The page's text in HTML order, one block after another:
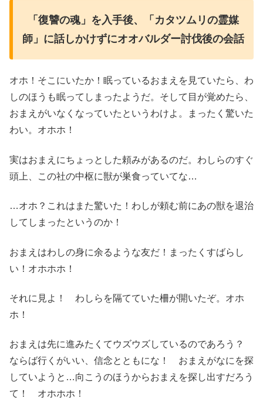
「復讐の魂」を入手後、「カタツムリの霊媒
師」に話しかけずにオオバルダー討伐後の会話
オホ！そこにいたか！眠っているおまえを見ていたら、わ
しのほうも眠ってしまったようだ。そして目が覚めたら、
おまえがいなくなっていたというわけよ。まったく驚いた
わい。オホホ！
実はおまえにちょっとした頼みがあるのだ。わしらのすぐ
頭上、この社の中枢に獣が巣食っていてな…
…オホ？これはまた驚いた！わしが頼む前にあの獣を退治
してしまったというのか！
おまえはわしの身に余るような友だ！まったくすばらし
い！オホホホ！
それに見よ！ わしらを隔てていた柵が開いたぞ。オホ
ホ！
おまえは先に進みたくてウズウズしているのであろう？
ならば行くがいい、信念とともにな！ おまえがなにを探
していようと…向こうのほうからおまえを探し出すだろう
て！ オホホホ！